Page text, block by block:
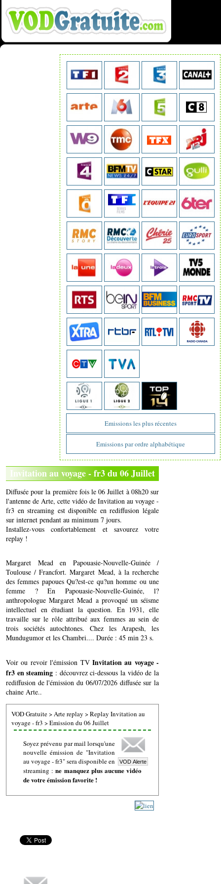
Emissions les plus récentes
Emissions par ordre alphabétique
Invitation au voyage - fr3 du 06 Juillet
Diffusée pour la première fois le 06 Juillet à 08h20 sur
l'antenne de Arte, cette vidéo de Invitation au voyage -
fr3 en streaming est disponible en rediffusion légale
sur internet pendant au minimum 7 jours.
Installez-vous confortablement et savourez votre
replay !
Margaret Mead en Papouasie-Nouvelle-Guinée /
Toulouse / Francfort. Margaret Mead, à la recherche
des femmes papoues Qu?est-ce qu?un homme ou une
femme ? En Papouasie-Nouvelle-Guinée, l?
anthropologue Margaret Mead a provoqué un séisme
intellectuel en étudiant la question. En 1931, elle
travaille sur le rôle attribué aux femmes au sein de
trois sociétés autochtones. Chez les Arapesh, les
Mundugumor et les Chambri.... Durée : 45 min 23 s.
Voir ou revoir l'émission TV Invitation au voyage -
fr3 en steaming : découvrez ci-dessous la vidéo de la
rediffusion de l'émission du 06/07/2026 diffusée sur la
chaine Arte..
VOD Gratuite>Arte replay >Replay Invitation au
voyage - fr3 >Emission du 06 Juillet
Soyez prévenu par mail lorsqu'une
nouvelle émission de "Invitation
au voyage - fr3" sera disponible en
streaming :ne manquez plus aucune vidéo
de votre émission favorite !